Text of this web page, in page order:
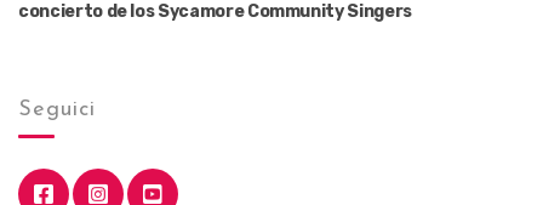
concierto de los Sycamore Community Singers
Seguici